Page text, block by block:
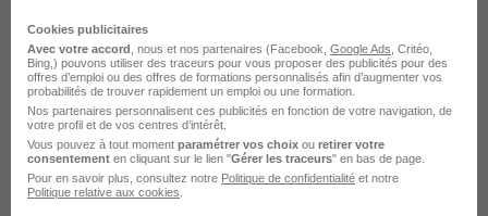
Employe Commercial Rayon Textile
Bazar H/F
E.Leclerc
Samer - 62 CDD 3 mois
Cookies publicitaires
Avec votre accord , nous et nos partenaires (Facebook, Google Ads , Critéo,
Bing,) pouvons utiliser des traceurs pour vous proposer des publicités pour des
offres d’emploi ou des offres de formations personnalisés afin d’augmenter vos
probabilités de trouver rapidement un emploi ou une formation.
Nos partenaires personnalisent ces publicités en fonction de votre navigation, de
votre profil et de vos centres d’intérêt.
Vous pouvez à tout moment paramétrer vos choix ou retirer votre
consentement en cliquant sur le lien "Gérer les traceurs" en bas de page.
Pour en savoir plus, consultez notre Politique de confidentialité et notre
Politique relative aux cookies